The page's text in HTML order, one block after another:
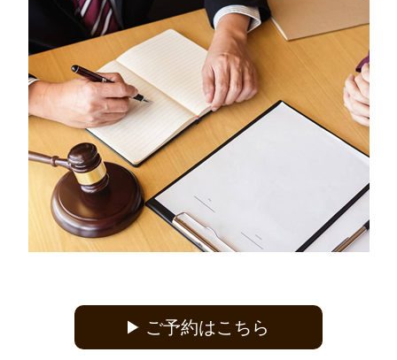
ご予約はこちら